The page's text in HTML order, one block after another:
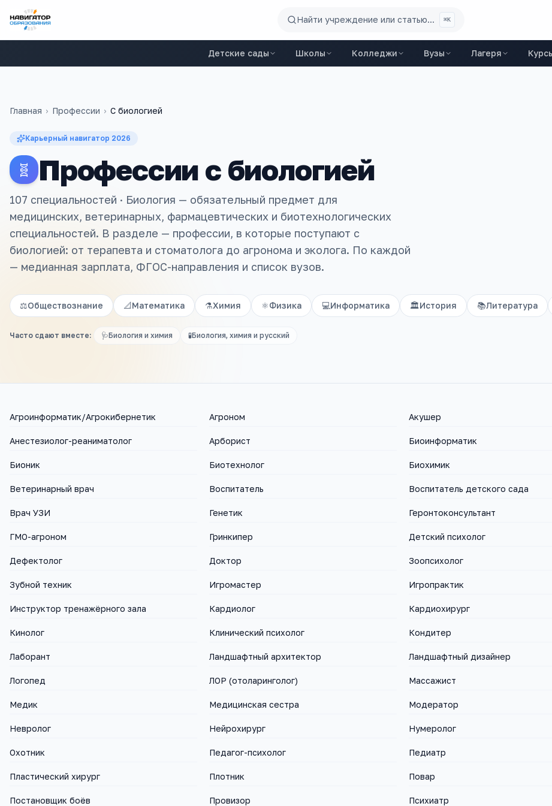
Найти учреждение или статью... ⌘K
Детские сады Школы Колледжи Вузы Лагеря
Главная › Профессии › С биологией
Карьерный навигатор 2026
🧬 Профессии с биологией
107 специальностей · Биология — обязательный предмет для
медицинских, ветеринарных, фармацевтических и биотехнологических
специальностей. В разделе — профессии, в которые поступают с
биологией: от терапевта и стоматолога до агронома и эколога. По каждой
— медианная зарплата, ФГОС-направления и список вузов.
⚖️Обществознание 📐Математика ⚗️Химия ⚛️Физика 💻Информатика 🏛️История 📚Литература
Часто сдают вместе: 🩺Биология и химия 🧪Биология, химия и русский
Агроинформатик/Агрокибернетик Агроном Акушер
Анестезиолог-реаниматолог Арборист Биоинформатик
Бионик Биотехнолог Биохимик
Ветеринарный врач Воспитатель Воспитатель детского сада
Врач УЗИ Генетик Геронтоконсультант
ГМО-агроном Гринкипер Детский психолог
Дефектолог Доктор Зоопсихолог
Зубной техник Игромастер Игропрактик
Инструктор тренажёрного зала Кардиолог Кардиохирург
Кинолог Клинический психолог Кондитер
Лаборант Ландшафтный архитектор Ландшафтный дизайнер
Логопед ЛОР (отоларинголог) Массажист
Медик Медицинская сестра Модератор
Невролог Нейрохирург Нумеролог
Охотник Педагог-психолог Педиатр
Пластический хирург Плотник Повар
Постановщик боёв Провизор Психиатр